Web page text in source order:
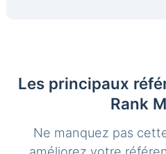
Les principaux
Rank
Ne manquez pas